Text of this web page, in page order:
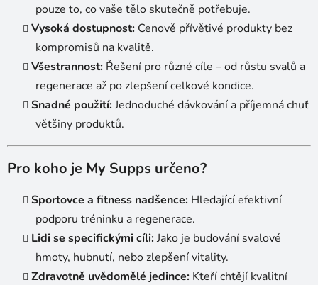
pouze to, co vaše tělo skutečně potřebuje.
Vysoká dostupnost: Cenově přívětivé produkty bez
kompromisů na kvalitě.
Všestrannost: Řešení pro různé cíle – od růstu svalů a
regenerace až po zlepšení celkové kondice.
Snadné použití:Jednoduché dávkování a příjemná chuť
většiny produktů.
Pro koho je My Supps určeno?
Sportovce a fitness nadšence: Hledající efektivní
podporu tréninku a regenerace.
Lidi se specifickými cíli:Jako je budování svalové
hmoty, hubnutí, nebo zlepšení vitality.
Zdravotně uvědomělé jedince: Kteří chtějí kvalitní